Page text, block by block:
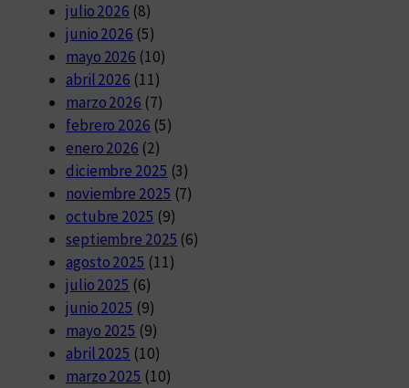
julio 2026 (8)
junio 2026 (5)
mayo 2026 (10)
abril 2026 (11)
marzo 2026 (7)
febrero 2026 (5)
enero 2026 (2)
diciembre 2025 (3)
noviembre 2025 (7)
octubre 2025 (9)
septiembre 2025 (6)
agosto 2025 (11)
julio 2025 (6)
junio 2025 (9)
mayo 2025 (9)
abril 2025 (10)
marzo 2025 (10)